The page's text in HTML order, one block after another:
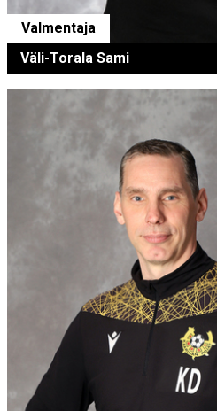
Valmentaja
Väli-Torala Sami